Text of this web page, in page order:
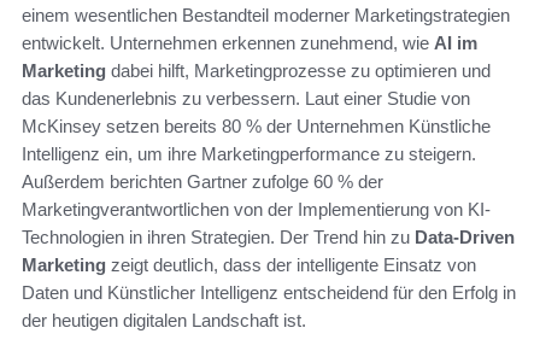
einem wesentlichen Bestandteil moderner Marketingstrategien
entwickelt. Unternehmen erkennen zunehmend, wie AI im
Marketing dabei hilft, Marketingprozesse zu optimieren und
das Kundenerlebnis zu verbessern. Laut einer Studie von
McKinsey setzen bereits 80 % der Unternehmen Künstliche
Intelligenz ein, um ihre Marketingperformance zu steigern.
Außerdem berichten Gartner zufolge 60 % der
Marketingverantwortlichen von der Implementierung von KI-
Technologien in ihren Strategien. Der Trend hin zu Data-Driven
Marketing zeigt deutlich, dass der intelligente Einsatz von
Daten und Künstlicher Intelligenz entscheidend für den Erfolg in
der heutigen digitalen Landschaft ist.